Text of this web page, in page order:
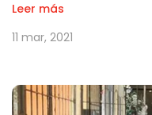
Leer más
11 mar, 2021